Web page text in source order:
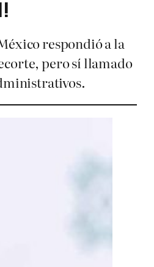
respondió a la
pero sí llamado